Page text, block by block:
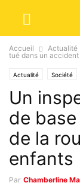
Accueil Actualité
tué dans un accident
Actualité Société
Un
de
de la
enfants
Par Chamberline